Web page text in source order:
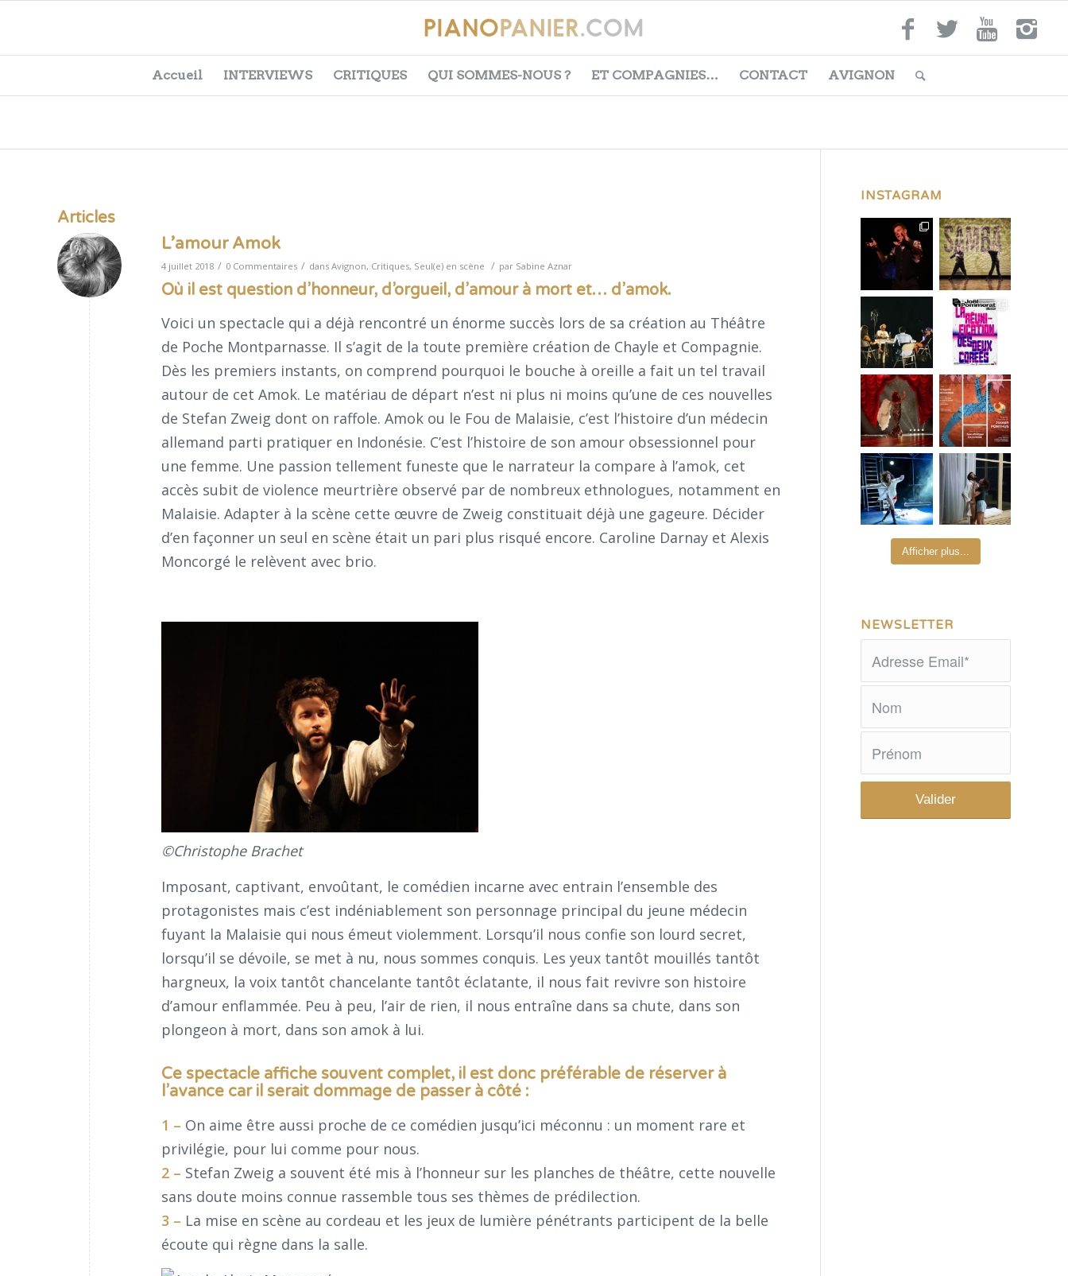
Accueil INTERVIEWS CRITIQUES QUI SOMMES-NOUS ? ET COMPAGNIES… CONTACT AVIGNON
Articles
L’amour Amok
4 juillet 2018 / 0 Commentaires / dans Avignon, Critiques, Seul(e) en scène / par Sabine Aznar
Où il est question d’honneur, d’orgueil, d’amour à mort et… d’amok.
Voici un spectacle qui a déjà rencontré un énorme succès lors de sa création au Théâtre
de Poche Montparnasse. Il s’agit de la toute première création de Chayle et Compagnie.
Dès les premiers instants, on comprend pourquoi le bouche à oreille a fait un tel travail
autour de cet Amok. Le matériau de départ n’est ni plus ni moins qu’une de ces nouvelles
de Stefan Zweig dont on raffole. Amok ou le Fou de Malaisie, c’est l’histoire d’un médecin
allemand parti pratiquer en Indonésie. C’est l’histoire de son amour obsessionnel pour
une femme. Une passion tellement funeste que le narrateur la compare à l’amok, cet
accès subit de violence meurtrière observé par de nombreux ethnologues, notamment en
Malaisie. Adapter à la scène cette œuvre de Zweig constituait déjà une gageure. Décider
d’en façonner un seul en scène était un pari plus risqué encore. Caroline Darnay et Alexis
Moncorgé le relèvent avec brio.
©Christophe Brachet
Imposant, captivant, envoûtant, le comédien incarne avec entrain l’ensemble des
protagonistes mais c’est indéniablement son personnage principal du jeune médecin
fuyant la Malaisie qui nous émeut violemment. Lorsqu’il nous confie son lourd secret,
lorsqu’il se dévoile, se met à nu, nous sommes conquis. Les yeux tantôt mouillés tantôt
hargneux, la voix tantôt chancelante tantôt éclatante, il nous fait revivre son histoire
d’amour enflammée. Peu à peu, l’air de rien, il nous entraîne dans sa chute, dans son
plongeon à mort, dans son amok à lui.
Ce spectacle affiche souvent complet, il est donc préférable de réserver à
l’avance car il serait dommage de passer à côté :
1 – On aime être aussi proche de ce comédien jusqu’ici méconnu : un moment rare et
privilégie, pour lui comme pour nous.
2 – Stefan Zweig a souvent été mis à l’honneur sur les planches de théâtre, cette nouvelle
sans doute moins connue rassemble tous ses thèmes de prédilection.
3 – La mise en scène au cordeau et les jeux de lumière pénétrants participent de la belle
écoute qui règne dans la salle.
INSTAGRAM
Afficher plus...
NEWSLETTER